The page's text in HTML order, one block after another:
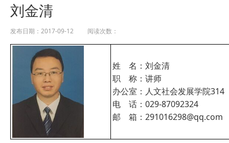
刘金清
发布日期：2017-09-12 阅读次数：
姓 名：刘金清
职 称：讲师
办公室：人文社会发展学院314
电 话：029-87092324
邮 箱：291016298@qq.com